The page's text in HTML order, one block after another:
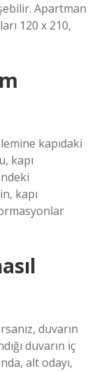
Apartman
120 x 210,
kapıdaki
kapı
kapı
duvarın
duvarın iç
alt odayı,